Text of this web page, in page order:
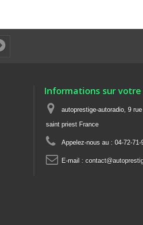
Informations sur
autoprestige-autoradio, 9
saint priest France
Appelez-nous au : 04-72-71-
E-mail :